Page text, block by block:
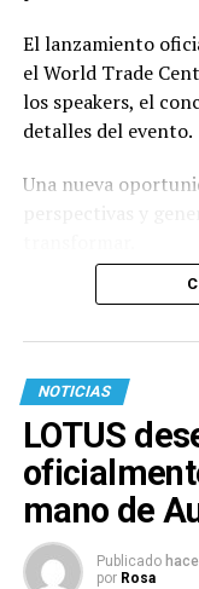
El lanzamiento
el World Trade
los speakers, el
detalles del evento.
Una nueva
NOTICIAS
LOTUS
mano de
Publicado
por Rosa